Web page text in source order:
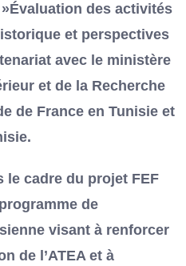
des activités
et perspectives
avec le ministère
et de la Recherche
de France en Tunisie et
le cadre du projet FEF
de
visant à renforcer
de l’ATEA et à